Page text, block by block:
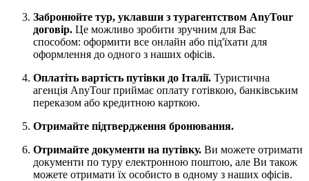
Забронюйте тур, уклавши з турагентством AnyTour
договір. Це можливо зробити зручним для Вас
способом: оформити все онлайн або під'їхати для
оформлення до одного з наших офісів.
Оплатіть вартість путівки до Італії. Туристична
агенція AnyTour приймає оплату готівкою, банківським
переказом або кредитною карткою.
Отримайте підтвердження бронювання.
Отримайте документи на путівку. Ви можете отримати
документи по туру електронною поштою, але Ви також
можете отримати їх особисто в одному з наших офісів.